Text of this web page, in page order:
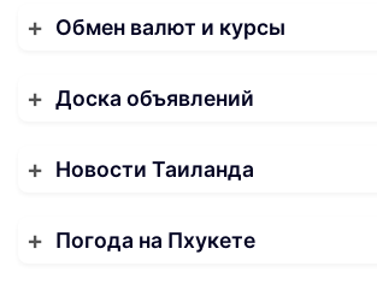
Обмен валют и курсы
Доска объявлений
Новости Таиланда
Погода на Пхукете